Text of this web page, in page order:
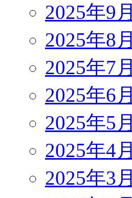
2025年9月
2025年8月
2025年7月
2025年6月
2025年5月
2025年4月
2025年3月